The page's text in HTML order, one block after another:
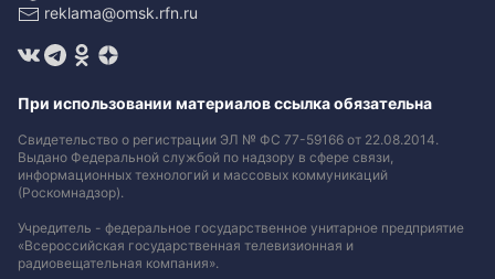
reklama@omsk.rfn.ru
При использовании материалов ссылка обязательна
Свидетельство о регистрации ЭЛ № ФС 77-59166 от 22.08.2014.
Выдано Федеральной службой по надзору в сфере связи,
информационных технологий и массовых коммуникаций
(Роскомнадзор).
Учредитель - федеральное государственное унитарное предприятие
«Всероссийская государственная телевизионная и
радиовещательная компания».